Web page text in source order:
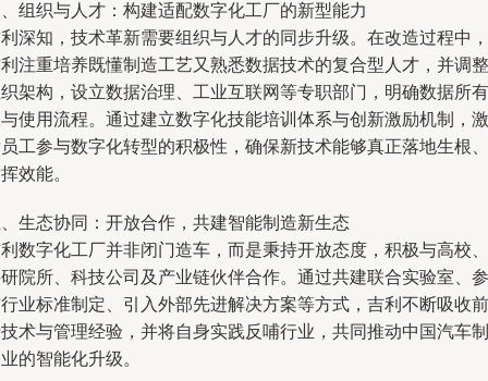
组织与人才：构建适配数字化工厂的新型能力
深知，技术革新需要组织与人才的同步升级。在改造过程中，
注重培养既懂制造工艺又熟悉数据技术的复合型人才，并调整
架构，设立数据治理、工业互联网等专职部门，明确数据所有
使用流程。通过建立数字化技能培训体系与创新激励机制，激
工参与数字化转型的积极性，确保新技术能够真正落地生根、
效能。
生态协同：开放合作，共建智能制造新生态
数字化工厂并非闭门造车，而是秉持开放态度，积极与高校、
院所、科技公司及产业链伙伴合作。通过共建联合实验室、参
业标准制定、引入外部先进解决方案等方式，吉利不断吸收前
术与管理经验，并将自身实践反哺行业，共同推动中国汽车制
的智能化升级。